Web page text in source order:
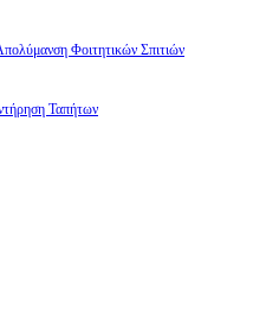
Φοιτητικών Σπιτιών
Ταπήτων